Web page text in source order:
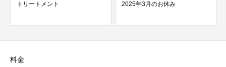
トリートメント 2025年3月のお休み
料金